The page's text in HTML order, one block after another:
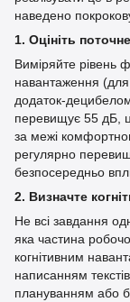
наведено
1. Оцініть
Виміряйте рівень
навантаження (для
додаток-
перевищує 55 дБ,
за межі
регулярно
безпосередньо
2. Визначте
Не всі завдання
яка частина
когнітивним
написанням
плануванням або